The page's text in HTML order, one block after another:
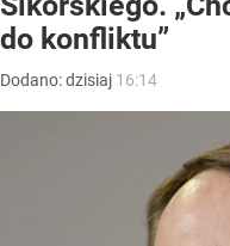
do konfliktu”
Dodano:dzisiaj 16:14